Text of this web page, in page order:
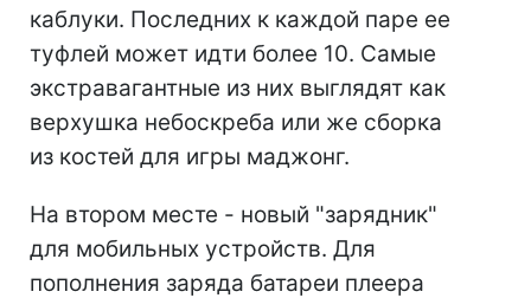
каблуки. Последних к каждой паре ее
туфлей может идти более 10. Самые
экстравагантные из них выглядят как
верхушка небоскреба или же сборка
из костей для игры маджонг.
На втором месте - новый "зарядник"
для мобильных устройств. Для
пополнения заряда батареи плеера